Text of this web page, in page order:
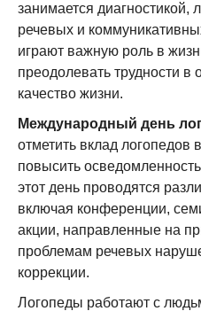
занимается диагностикой,
речевых и
играют важную роль в
преодолевать трудности
качество жизни.
Международный день
отметить вклад логопедов
повысить
этот день проводятся
включая конференции,
акции, направленные на
проблемам речевых
коррекции.
Логопеды работают с